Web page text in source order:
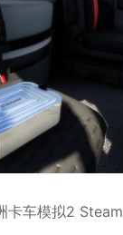
卡车模拟2 Steam